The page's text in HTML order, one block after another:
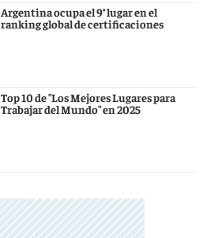
Argentina ocupa el 9° lugar en el
ranking global de certificaciones
Top 10 de "Los Mejores Lugares para
Trabajar del Mundo" en 2025